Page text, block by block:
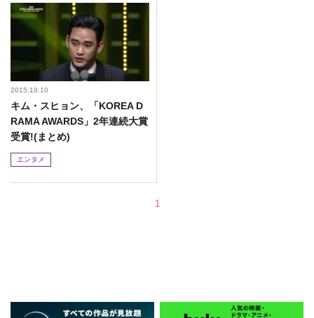
2015.10.10
キム・スヒョン、「KOREA D
RAMA AWARDS」2年連続大賞
受賞!(まとめ)
エンタメ
1